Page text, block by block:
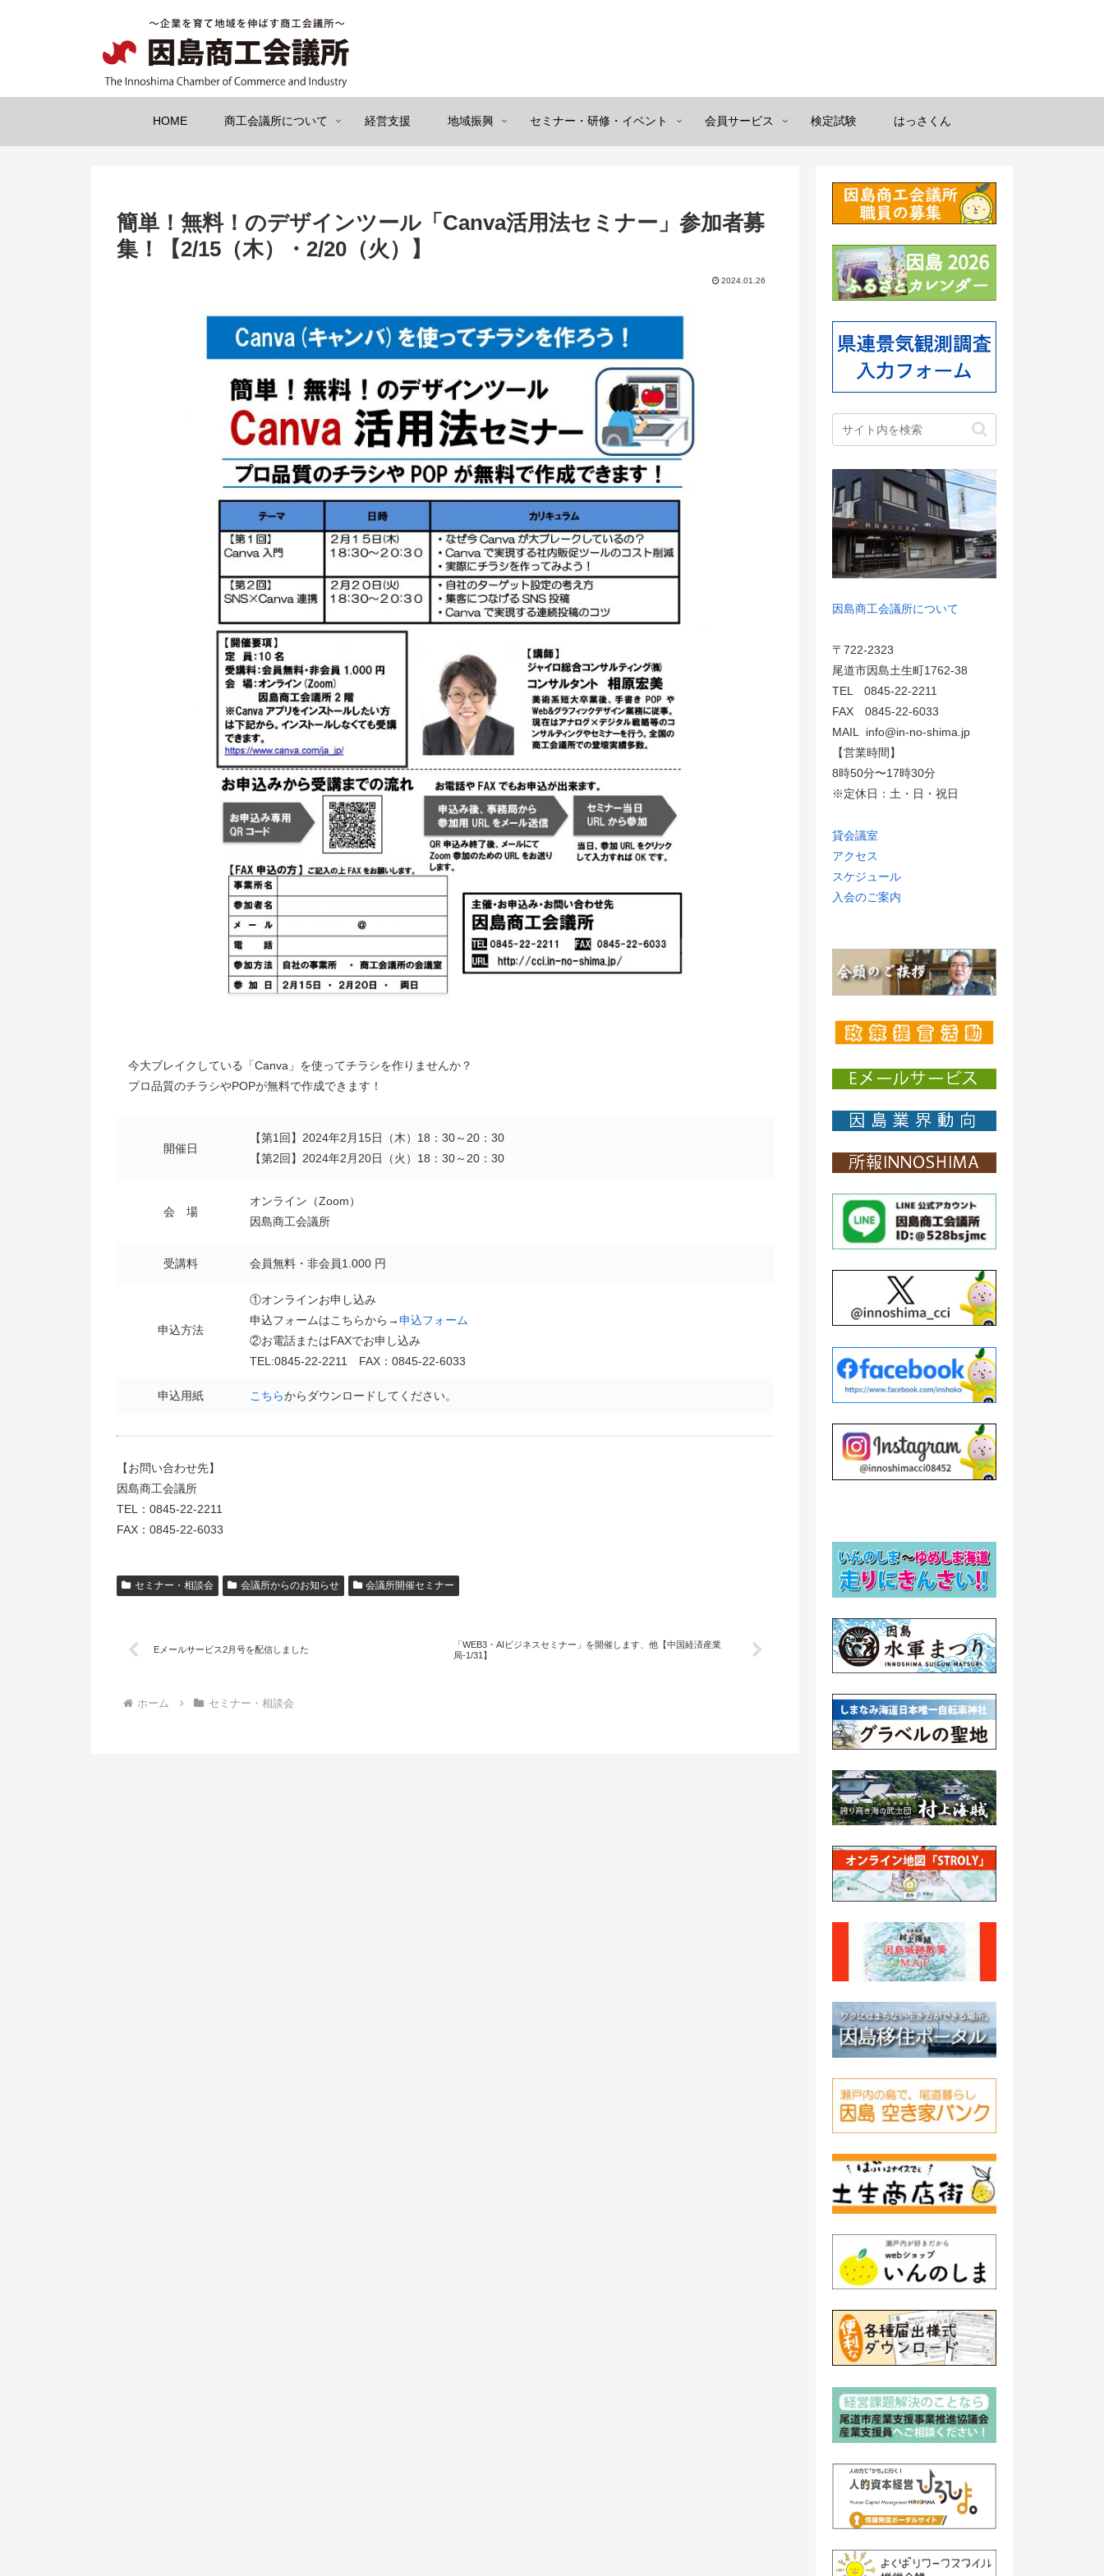
HOME 商工会議所について 経営支援 地域振興 セミナー・研修・イベント 会員サービス 検定試験 はっさくん
簡単！無料！のデザインツール「Canva活用法セミナー」参加者募
集！【2/15（木）・2/20（火）】
2024.01.26
今大ブレイクしている「Canva」を使ってチラシを作りませんか？
プロ品質のチラシやPOPが無料で作成できます！
開催日
【第1回】2024年2月15日（木）18：30～20：30
【第2回】2024年2月20日（火）18：30～20：30
会 場
オンライン（Zoom）
因島商工会議所
受講料 会員無料・非会員1.000 円
申込方法
①オンラインお申し込み
申込フォームはこちらから→申込フォーム
②お電話またはFAXでお申し込み
TEL:0845-22-2211 FAX：0845-22-6033
申込用紙 こちらからダウンロードしてください。
【お問い合わせ先】
因島商工会議所
TEL：0845-22-2211
FAX：0845-22-6033
セミナー・相談会 会議所からのお知らせ 会議所開催セミナー
Eメールサービス2月号を配信しました
「WEB3・AIビジネスセミナー」を開催します、他【中国経済産業
局-1/31】
ホーム セミナー・相談会
因島商工会議所について
〒722-2323
尾道市因島土生町1762-38
TEL 0845-22-2211
FAX 0845-22-6033
MAIL info@in-no-shima.jp
【営業時間】
8時50分〜17時30分
※定休日：土・日・祝日
貸会議室
アクセス
スケジュール
入会のご案内